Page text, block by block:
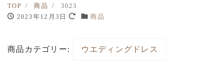
TOP 商品
3023
2023年12月3日
商品
商品カテゴリー: ウエディングドレス